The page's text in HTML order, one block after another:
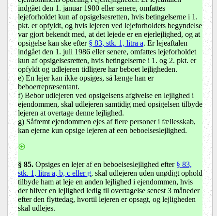
indgået den 1. januar 1980 eller senere, omfattes
lejeforholdet kun af opsigelsesretten, hvis betingelserne i 1.
pkt. er opfyldt, og hvis lejeren ved lejeforholdets begyndelse
var gjort bekendt med, at det lejede er en ejerlejlighed, og at
opsigelse kan ske efter § 83, stk. 1, litra a. Er lejeaftalen
indgået den 1. juli 1986 eller senere, omfattes lejeforholdet
kun af opsigelsesretten, hvis betingelserne i 1. og 2. pkt. er
opfyldt og udlejeren tidligere har beboet lejligheden.
e) En lejer kan ikke opsiges, så længe han er
beboerrepræsentant.
f) Bebor udlejeren ved opsigelsens afgivelse en lejlighed i
ejendommen, skal udlejeren samtidig med opsigelsen tilbyde
lejeren at overtage denne lejlighed.
g) Såfremt ejendommen ejes af flere personer i fællesskab,
kan ejerne kun opsige lejeren af een beboelseslejlighed.
§ 85. Opsiges en lejer af en beboelseslejlighed efter § 83,
stk. 1, litra a, b, c eller g, skal udlejeren uden unødigt ophold
tilbyde ham at leje en anden lejlighed i ejendommen, hvis
der bliver en lejlighed ledig til overtagelse senest 3 måneder
efter den flyttedag, hvortil lejeren er opsagt, og lejligheden
skal udlejes.